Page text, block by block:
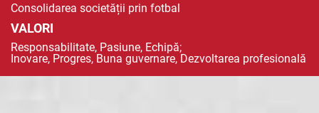
Consolidarea societății prin fotbal
VALORI
Responsabilitate, Pasiune, Echipă;
Inovare, Progres, Buna guvernare, Dezvoltarea profesională